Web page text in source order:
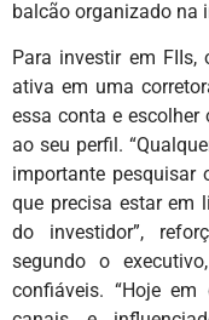
balcão organizado na
Para investir em FIIs,
ativa em uma
essa conta e
ao seu perfil.
importante pesquisar
que precisa estar em
do investidor”,
segundo o
confiáveis. “Hoje